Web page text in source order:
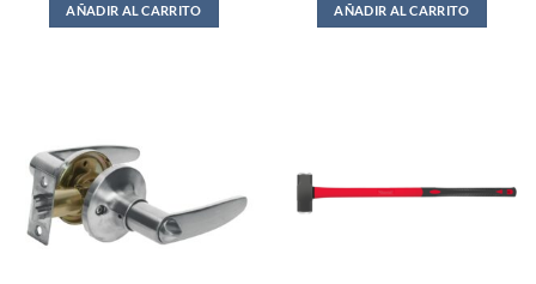
AÑADIR AL CARRITO AÑADIR AL CARRITO